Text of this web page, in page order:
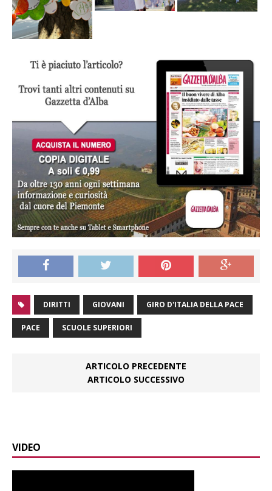
DIRITTI GIOVANI GIRO D'ITALIA DELLA PACE
PACE SCUOLE SUPERIORI
ARTICOLO PRECEDENTE
ARTICOLO SUCCESSIVO
VIDEO